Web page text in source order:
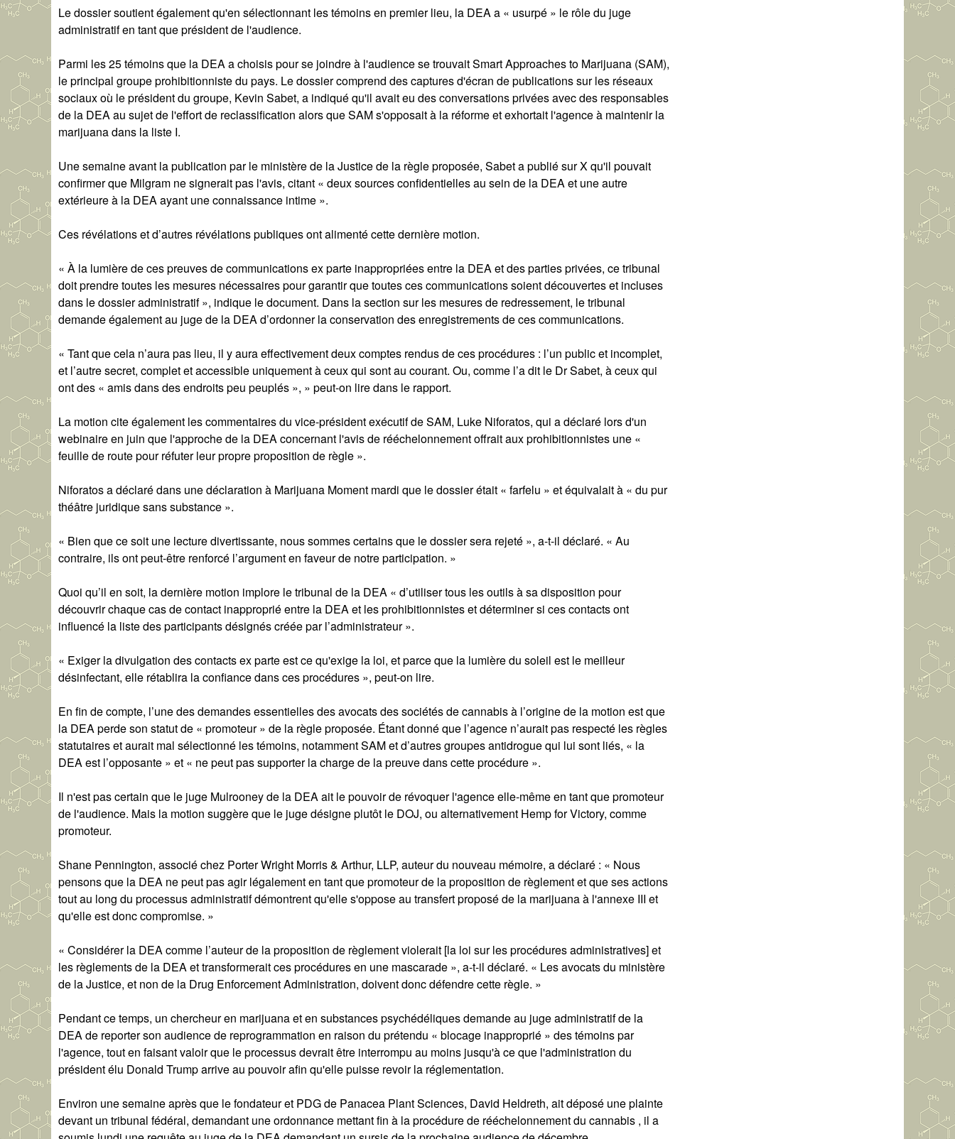
Le dossier soutient également qu'en sélectionnant les témoins en premier lieu, la DEA a « usurpé » le rôle du juge
administratif en tant que président de l'audience.
Parmi les 25 témoins que la DEA a choisis pour se joindre à l'audience se trouvait Smart Approaches to Marijuana (SAM),
le principal groupe prohibitionniste du pays. Le dossier comprend des captures d'écran de publications sur les réseaux
sociaux où le président du groupe, Kevin Sabet, a indiqué qu'il avait eu des conversations privées avec des responsables
de la DEA au sujet de l'effort de reclassification alors que SAM s'opposait à la réforme et exhortait l'agence à maintenir la
marijuana dans la liste I.
Une semaine avant la publication par le ministère de la Justice de la règle proposée, Sabet a publié sur X qu'il pouvait
confirmer que Milgram ne signerait pas l'avis, citant « deux sources confidentielles au sein de la DEA et une autre
extérieure à la DEA ayant une connaissance intime ».
Ces révélations et d’autres révélations publiques ont alimenté cette dernière motion.
« À la lumière de ces preuves de communications ex parte inappropriées entre la DEA et des parties privées, ce tribunal
doit prendre toutes les mesures nécessaires pour garantir que toutes ces communications soient découvertes et incluses
dans le dossier administratif », indique le document. Dans la section sur les mesures de redressement, le tribunal
demande également au juge de la DEA d’ordonner la conservation des enregistrements de ces communications.
« Tant que cela n’aura pas lieu, il y aura effectivement deux comptes rendus de ces procédures : l’un public et incomplet,
et l’autre secret, complet et accessible uniquement à ceux qui sont au courant. Ou, comme l’a dit le Dr Sabet, à ceux qui
ont des « amis dans des endroits peu peuplés », » peut-on lire dans le rapport.
La motion cite également les commentaires du vice-président exécutif de SAM, Luke Niforatos, qui a déclaré lors d'un
webinaire en juin que l'approche de la DEA concernant l'avis de rééchelonnement offrait aux prohibitionnistes une «
feuille de route pour réfuter leur propre proposition de règle ».
Niforatos a déclaré dans une déclaration à Marijuana Moment mardi que le dossier était « farfelu » et équivalait à « du pur
théâtre juridique sans substance ».
« Bien que ce soit une lecture divertissante, nous sommes certains que le dossier sera rejeté », a-t-il déclaré. « Au
contraire, ils ont peut-être renforcé l’argument en faveur de notre participation. »
Quoi qu’il en soit, la dernière motion implore le tribunal de la DEA « d’utiliser tous les outils à sa disposition pour
découvrir chaque cas de contact inapproprié entre la DEA et les prohibitionnistes et déterminer si ces contacts ont
influencé la liste des participants désignés créée par l’administrateur ».
« Exiger la divulgation des contacts ex parte est ce qu'exige la loi, et parce que la lumière du soleil est le meilleur
désinfectant, elle rétablira la confiance dans ces procédures », peut-on lire.
En fin de compte, l’une des demandes essentielles des avocats des sociétés de cannabis à l’origine de la motion est que
la DEA perde son statut de « promoteur » de la règle proposée. Étant donné que l’agence n’aurait pas respecté les règles
statutaires et aurait mal sélectionné les témoins, notamment SAM et d’autres groupes antidrogue qui lui sont liés, « la
DEA est l’opposante » et « ne peut pas supporter la charge de la preuve dans cette procédure ».
Il n'est pas certain que le juge Mulrooney de la DEA ait le pouvoir de révoquer l'agence elle-même en tant que promoteur
de l'audience. Mais la motion suggère que le juge désigne plutôt le DOJ, ou alternativement Hemp for Victory, comme
promoteur.
Shane Pennington, associé chez Porter Wright Morris & Arthur, LLP, auteur du nouveau mémoire, a déclaré : « Nous
pensons que la DEA ne peut pas agir légalement en tant que promoteur de la proposition de règlement et que ses actions
tout au long du processus administratif démontrent qu'elle s'oppose au transfert proposé de la marijuana à l'annexe III et
qu'elle est donc compromise. »
« Considérer la DEA comme l’auteur de la proposition de règlement violerait [la loi sur les procédures administratives] et
les règlements de la DEA et transformerait ces procédures en une mascarade », a-t-il déclaré. « Les avocats du ministère
de la Justice, et non de la Drug Enforcement Administration, doivent donc défendre cette règle. »
Pendant ce temps, un chercheur en marijuana et en substances psychédéliques demande au juge administratif de la
DEA de reporter son audience de reprogrammation en raison du prétendu « blocage inapproprié » des témoins par
l'agence, tout en faisant valoir que le processus devrait être interrompu au moins jusqu'à ce que l'administration du
président élu Donald Trump arrive au pouvoir afin qu'elle puisse revoir la réglementation.
Environ une semaine après que le fondateur et PDG de Panacea Plant Sciences, David Heldreth, ait déposé une plainte
devant un tribunal fédéral, demandant une ordonnance mettant fin à la procédure de rééchelonnement du cannabis , il a